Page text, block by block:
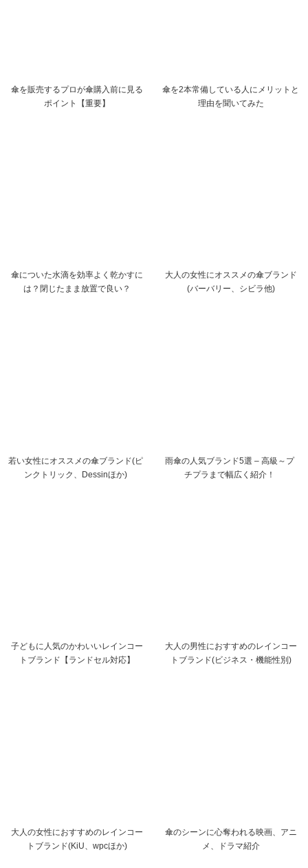
傘を販売するプロが傘購入前に見る
ポイント【重要】
傘を2本常備している人にメリットと
理由を聞いてみた
傘についた水滴を効率よく乾かすに
は？閉じたまま放置で良い？
大人の女性にオススメの傘ブランド
(バーバリー、シビラ他)
若い女性にオススメの傘ブランド(ピ
ンクトリック、Dessinほか)
雨傘の人気ブランド5選 – 高級～プ
チプラまで幅広く紹介！
子どもに人気のかわいいレインコー
トブランド【ランドセル対応】
大人の男性におすすめのレインコー
トブランド(ビジネス・機能性別)
大人の女性におすすめのレインコー
トブランド(KiU、wpcほか)
傘のシーンに心奪われる映画、アニ
メ、ドラマ紹介